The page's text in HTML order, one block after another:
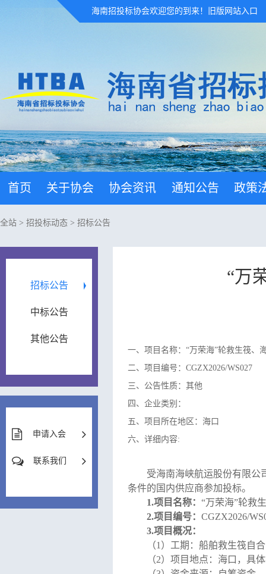
海南招投标协会欢迎您的到来！ 旧版网站入口
首页 关于协会 协会资讯 通知公告 政策
全站 > 招投标动态 > 招标公告
招标公告
中标公告
其他公告
申请入会
联系我们
“万
一、项目名称：“万荣海”轮救生筏、
二、项目编号：CGZX2026/WS027
三、公告性质：其他
四、企业类别：
五、项目所在地区：海口
六、详细内容:
受海南海峡航运股份有限公
条件的国内供应商参加投标。
1.项目名称： “万荣海”轮救
2.项目编号： CGZX2026/
3.项目概况：
（1 ）工期：船舶救生筏自
（2）项目地点：海口，具